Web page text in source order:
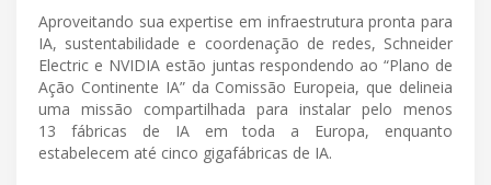
Aproveitando sua expertise em infraestrutura pronta para
IA, sustentabilidade e coordenação de redes, Schneider
Electric e NVIDIA estão juntas respondendo ao “Plano de
Ação Continente IA” da Comissão Europeia, que delineia
uma missão compartilhada para instalar pelo menos
13 fábricas de IA em toda a Europa, enquanto
estabelecem até cinco gigafábricas de IA.